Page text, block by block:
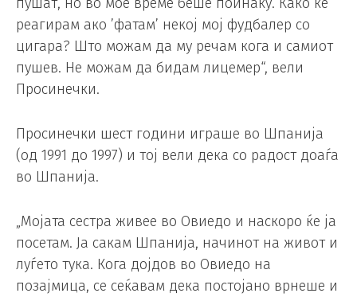
реагирам ако ’фатам’ некој мој фудбалер со
цигара? Што можам да му речам кога и самиот
пушев. Не можам да бидам лицемер“, вели
Просинечки.
Просинечки шест години играше во Шпанија
(од 1991 до 1997) и тој вели дека со радост доаѓа
во Шпанија.
„Мојата сестра живее во Овиедо и наскоро ќе ја
посетам. Ја сакам Шпанија, начинот на живот и
луѓето тука. Кога дојдов во Овиедо на
позајмица, се сеќавам дека постојано врнеше и